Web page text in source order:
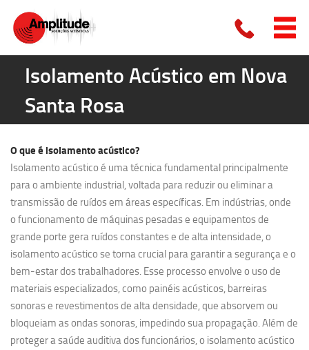
Isolamento Acústico em Nova
Santa Rosa
O que é isolamento acústico?
Isolamento acústico é uma técnica fundamental principalmente
para o ambiente industrial, voltada para reduzir ou eliminar a
transmissão de ruídos em áreas específicas. Em indústrias, onde
o funcionamento de máquinas pesadas e equipamentos de
grande porte gera ruídos constantes e de alta intensidade, o
isolamento acústico se torna crucial para garantir a segurança e o
bem-estar dos trabalhadores. Esse processo envolve o uso de
materiais especializados, como painéis acústicos, barreiras
sonoras e revestimentos de alta densidade, que absorvem ou
bloqueiam as ondas sonoras, impedindo sua propagação. Além de
proteger a saúde auditiva dos funcionários, o isolamento acústico